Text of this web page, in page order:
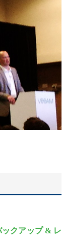
ックアップ & レ